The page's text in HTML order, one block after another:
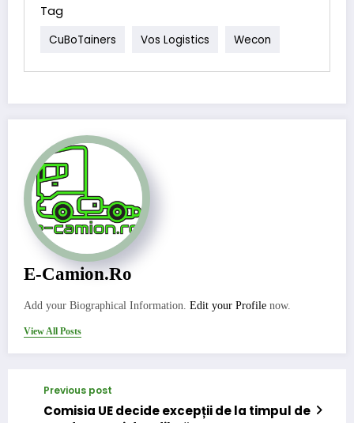
Tag
CuBoTainers Vos Logistics Wecon
E-Camion.ro
Add your Biographical Information. Edit your Profile now.
View All Posts
Previous post
Comisia UE decide excepții de la timpul de